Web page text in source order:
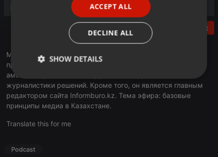
Post
Михаил Дорофеев - журналист, PR-специалист, лауреат
премии Президента Республики Казахстан. Один из
амбассадоров идеи конструктивной журналистики и
журналистики решений. Кроме того, он является главным
редактором сайта Informburo.kz. Тема эфира: базовые
принципы медиа в Казахстане.
Translate this for me
Podcast
ACCEPT ALL
DECLINE ALL
SHOW DETAILS
Strictly
necessary
Targeting Functionality